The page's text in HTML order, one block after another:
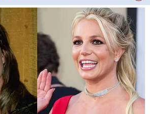
palčáky
nože
nůžky, nůžky,
volný čas